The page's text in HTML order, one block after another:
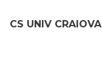
CS UNIV CRAIOVA